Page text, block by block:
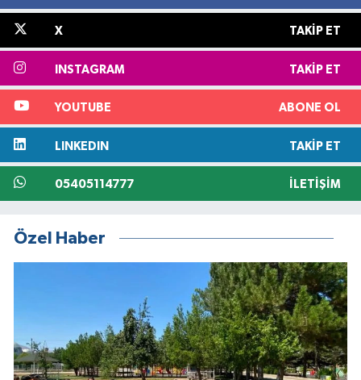
X TAKIP ET
INSTAGRAM TAKIP ET
YOUTUBE ABONE OL
LINKEDIN TAKIP ET
05405114777 İLETIŞIM
Özel Haber